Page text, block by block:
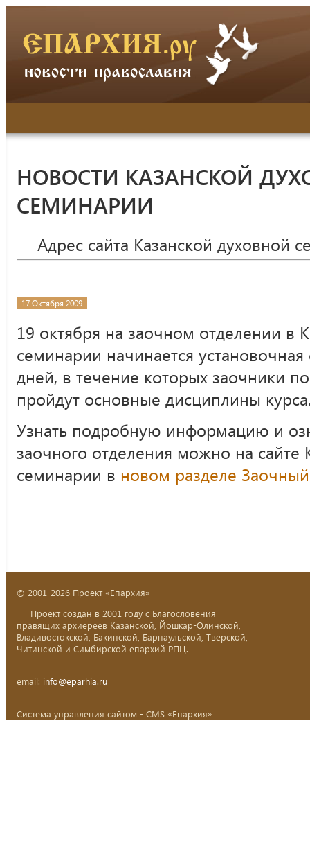
НОВОСТИ КАЗАНСКОЙ
СЕМИНАРИИ
Адрес сайта Казанской духовной
17 Октября 2009
19 октября на заочном отделении в
семинарии начинается
дней, в течение которых заочники
пройдут основные дисциплины
Узнать подробную информацию и
заочного отделения можно на сайте
семинарии в новом разделе
© 2001-2026 Проект «Епархия»
Проект создан в 2001 году с Благословения
правящих архиереев Казанской, Йошкар-Олинской,
Владивостокской, Бакинской, Барнаульской, Тверской,
Читинской и Симбирской епархий РПЦ.
email: info@eparhia.ru
Система управления сайтом - CMS «Епархия»